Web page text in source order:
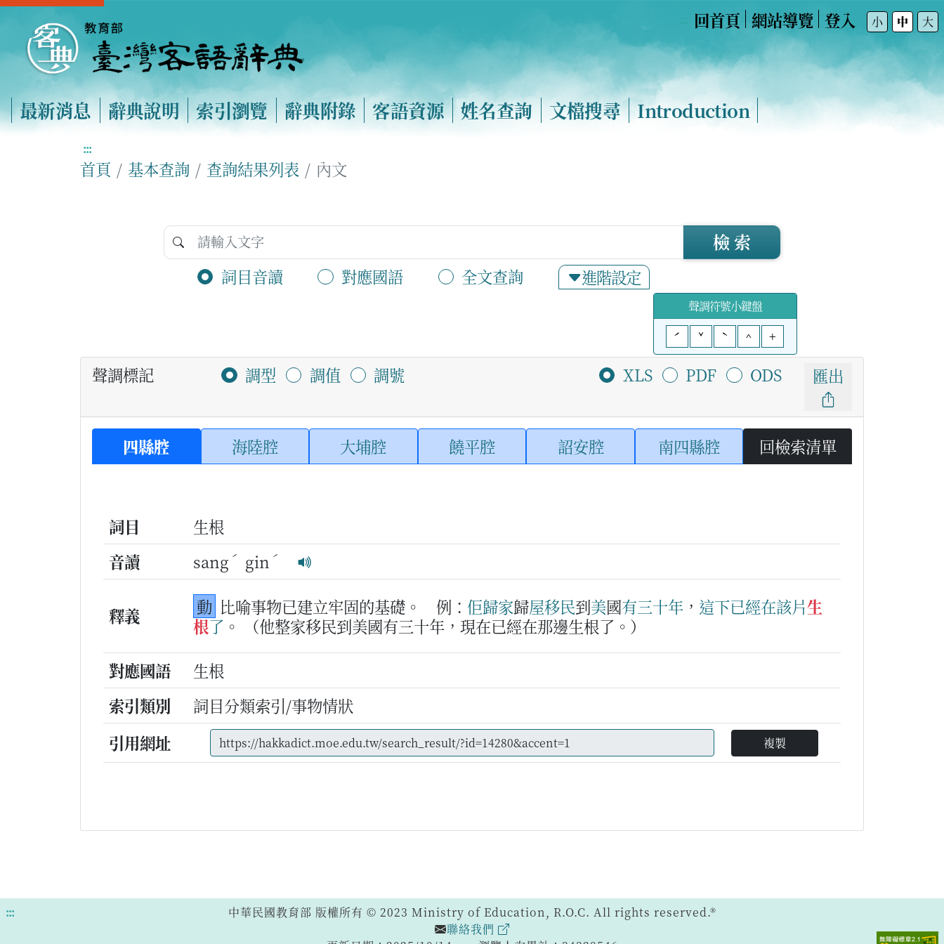
回首頁 網站導覽 登入 小 中 大
最新消息 辭典說明 索引瀏覽 辭典附錄 客語資源 姓名查詢 文檔搜尋 Introduction
:::
首頁 基本查詢 查詢結果列表 內文
詞目音讀 對應國語 全文查詢 進階設定
檢 索
聲調符號小鍵盤
ˊ
ˇ ˋ ^ +
聲調標記 調型 調值 調號 XLS PDF ODS 匯出
四縣腔 海陸腔 大埔腔 饒平腔 詔安腔 南四縣腔 回檢索清單
詞目
生根
音讀
sang ˊ gin ˊ
釋義 動 比喻事物已建立牢固的基礎。 例： 佢歸家歸屋移民到美國有三十年 ， 這下已經在該片生
根了 。
（他整家移民到美國有三十年，現在已經在那邊生根了。）
對應國語
生根
索引類別
詞目分類索引/事物情狀
引用網址
複製
:::
中華民國教育部 版權所有 © 2023 Ministry of Education, R.O.C. All rights reserved.®
聯絡我們